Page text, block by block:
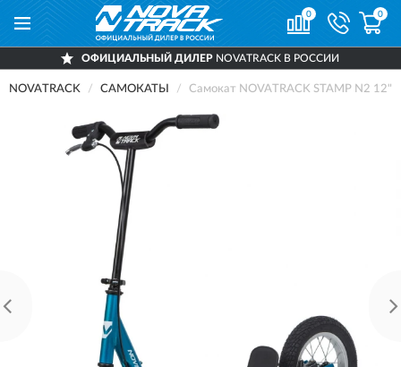
0 0
ОФИЦИАЛЬНЫЙ ДИЛЕРNOVATRACK В РОССИИ
NOVATRACK САМОКАТЫ Самокат NOVATRACK STAMP N2 12"